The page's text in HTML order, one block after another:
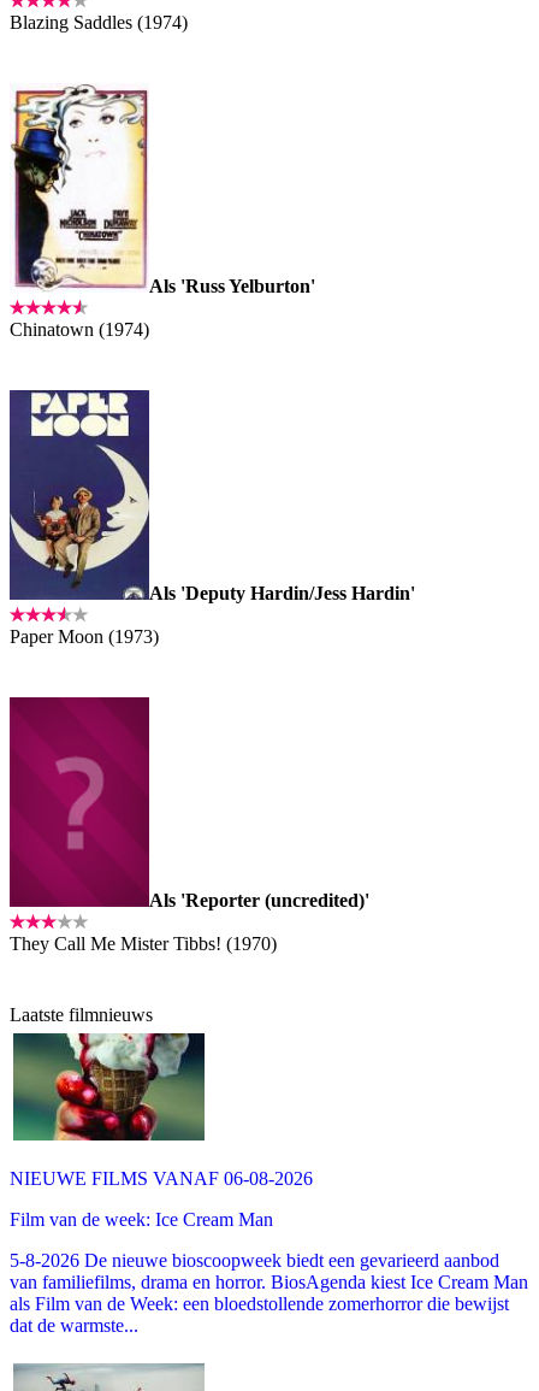
Blazing Saddles (1974)
Als 'Russ Yelburton'
Chinatown (1974)
Als 'Deputy Hardin/Jess Hardin'
Paper Moon (1973)
Als 'Reporter (uncredited)'
They Call Me Mister Tibbs! (1970)
Laatste filmnieuws
NIEUWE FILMS VANAF 06-08-2026
Film van de week: Ice Cream Man
5-8-2026 De nieuwe bioscoopweek biedt een gevarieerd aanbod
van familiefilms, drama en horror. BiosAgenda kiest Ice Cream Man
als Film van de Week: een bloedstollende zomerhorror die bewijst
dat de warmste...